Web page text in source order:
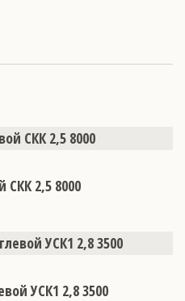
СКК 2,5 8000
УСК1 2,8 3500